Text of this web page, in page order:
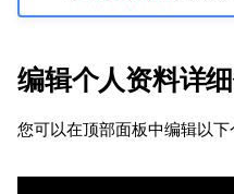
编辑个人资料详
您可以在顶部面板中编辑以下